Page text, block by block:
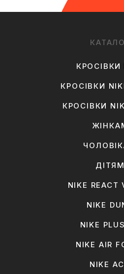
КРОСІВКИ
КРОСІВКИ
КРОСІВКИ
ДІТЯМ
NIKE REACT
NIKE
NIKE
NIKE AIR
NIKE